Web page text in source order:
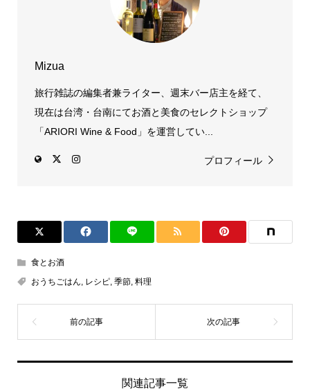
Mizua
旅行雑誌の編集者兼ライター、週末バー店主を経て、
現在は台湾・台南にてお酒と美食のセレクトショップ
「ARIORI Wine & Food」を運営してい...
プロフィール
食とお酒
おうちごはん レシピ, 季節, 料理
関連記事一覧